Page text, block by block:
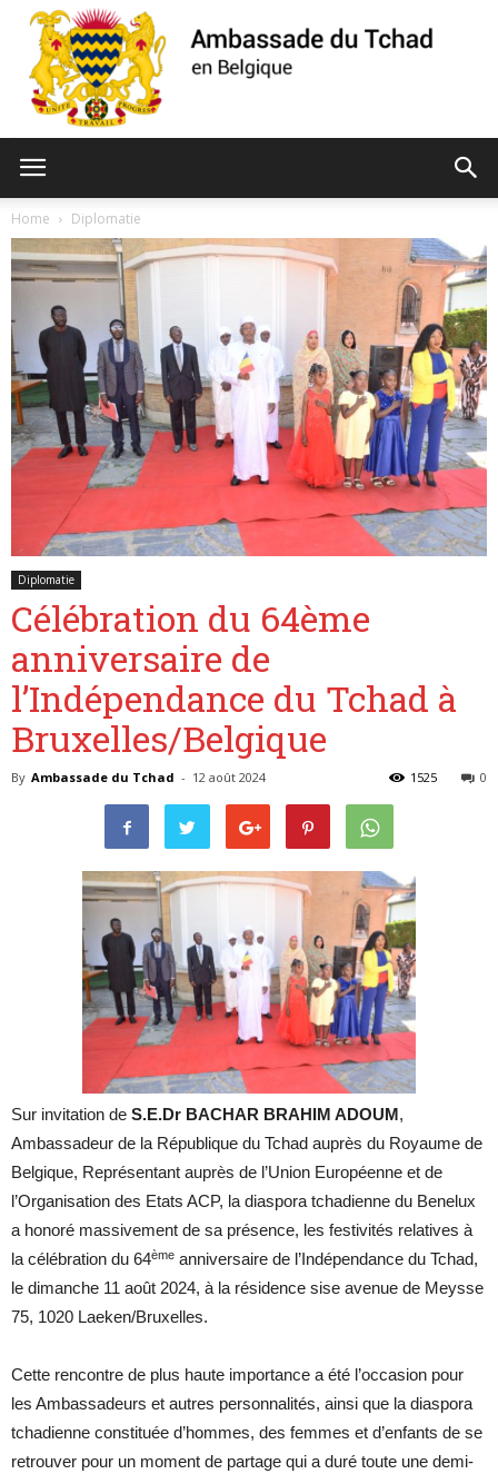
Tchad
de
Home Diplomatie
Diplomatie
Célébration du 64ème
anniversaire de
l’Indépendance du Tchad à
Bruxelles/Belgique
By Ambassade du Tchad - 12 août 2024 0
1525
Sur invitation de S.E.Dr BACHAR BRAHIM ADOUM,
Ambassadeur de la République du Tchad auprès du Royaume de
Belgique, Représentant auprès de l’Union Européenne et de
l’Organisation des Etats ACP, la diaspora tchadienne du Benelux
a honoré massivement de sa présence, les festivités relatives à
la célébration du 64ème anniversaire de l’Indépendance du Tchad,
le dimanche 11 août 2024, à la résidence sise avenue de Meysse
75, 1020 Laeken/Bruxelles.
Cette rencontre de plus haute importance a été l’occasion pour
les Ambassadeurs et autres personnalités, ainsi que la diaspora
tchadienne constituée d’hommes, des femmes et d’enfants de se
retrouver pour un moment de partage qui a duré toute une demi-